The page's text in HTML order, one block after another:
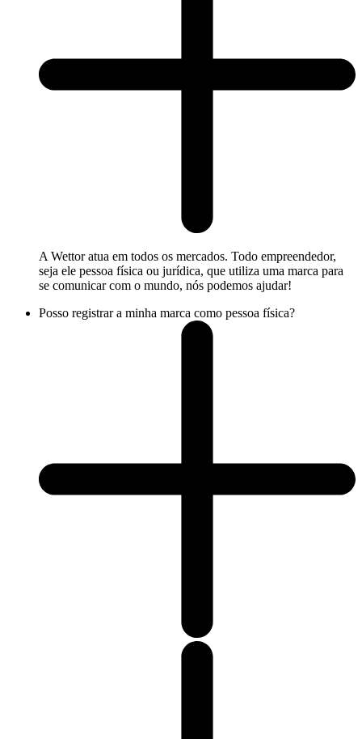
A Wettor atua em todos os mercados. Todo empreendedor,
seja ele pessoa física ou jurídica, que utiliza uma marca para
se comunicar com o mundo, nós podemos ajudar!
Posso registrar a minha marca como pessoa física?